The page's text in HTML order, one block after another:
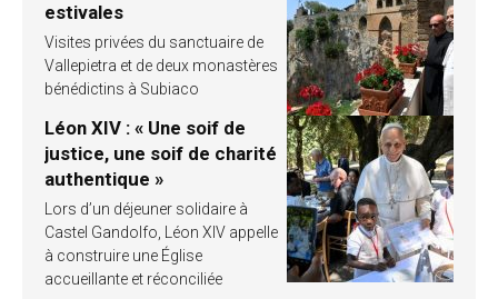
estivales
Visites privées du sanctuaire de
Vallepietra et de deux monastères
bénédictins à Subiaco
Léon XIV : « Une soif de
justice, une soif de charité
authentique »
Lors d’un déjeuner solidaire à
Castel Gandolfo, Léon XIV appelle
à construire une Église
accueillante et réconciliée